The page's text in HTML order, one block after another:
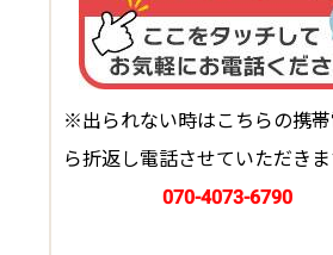
※出られない時はこちらの携
ら折返し電話させていただきま
070-4073-6790